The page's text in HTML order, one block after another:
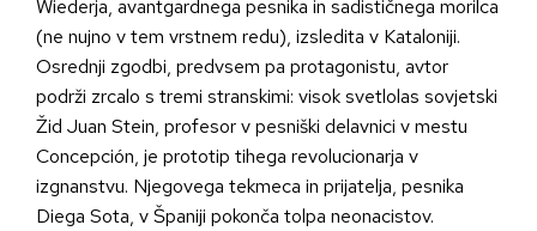
Wiederja, avantgardnega pesnika in sadističnega morilca
(ne nujno v tem vrstnem redu), izsledita v Kataloniji.
Osrednji zgodbi, predvsem pa protagonistu, avtor
podrži zrcalo s tremi stranskimi: visok svetlolas sovjetski
Žid Juan Stein, profesor v pesniški delavnici v mestu
Concepción, je prototip tihega revolucionarja v
izgnanstvu. Njegovega tekmeca in prijatelja, pesnika
Diega Sota, v Španiji pokonča tolpa neonacistov.